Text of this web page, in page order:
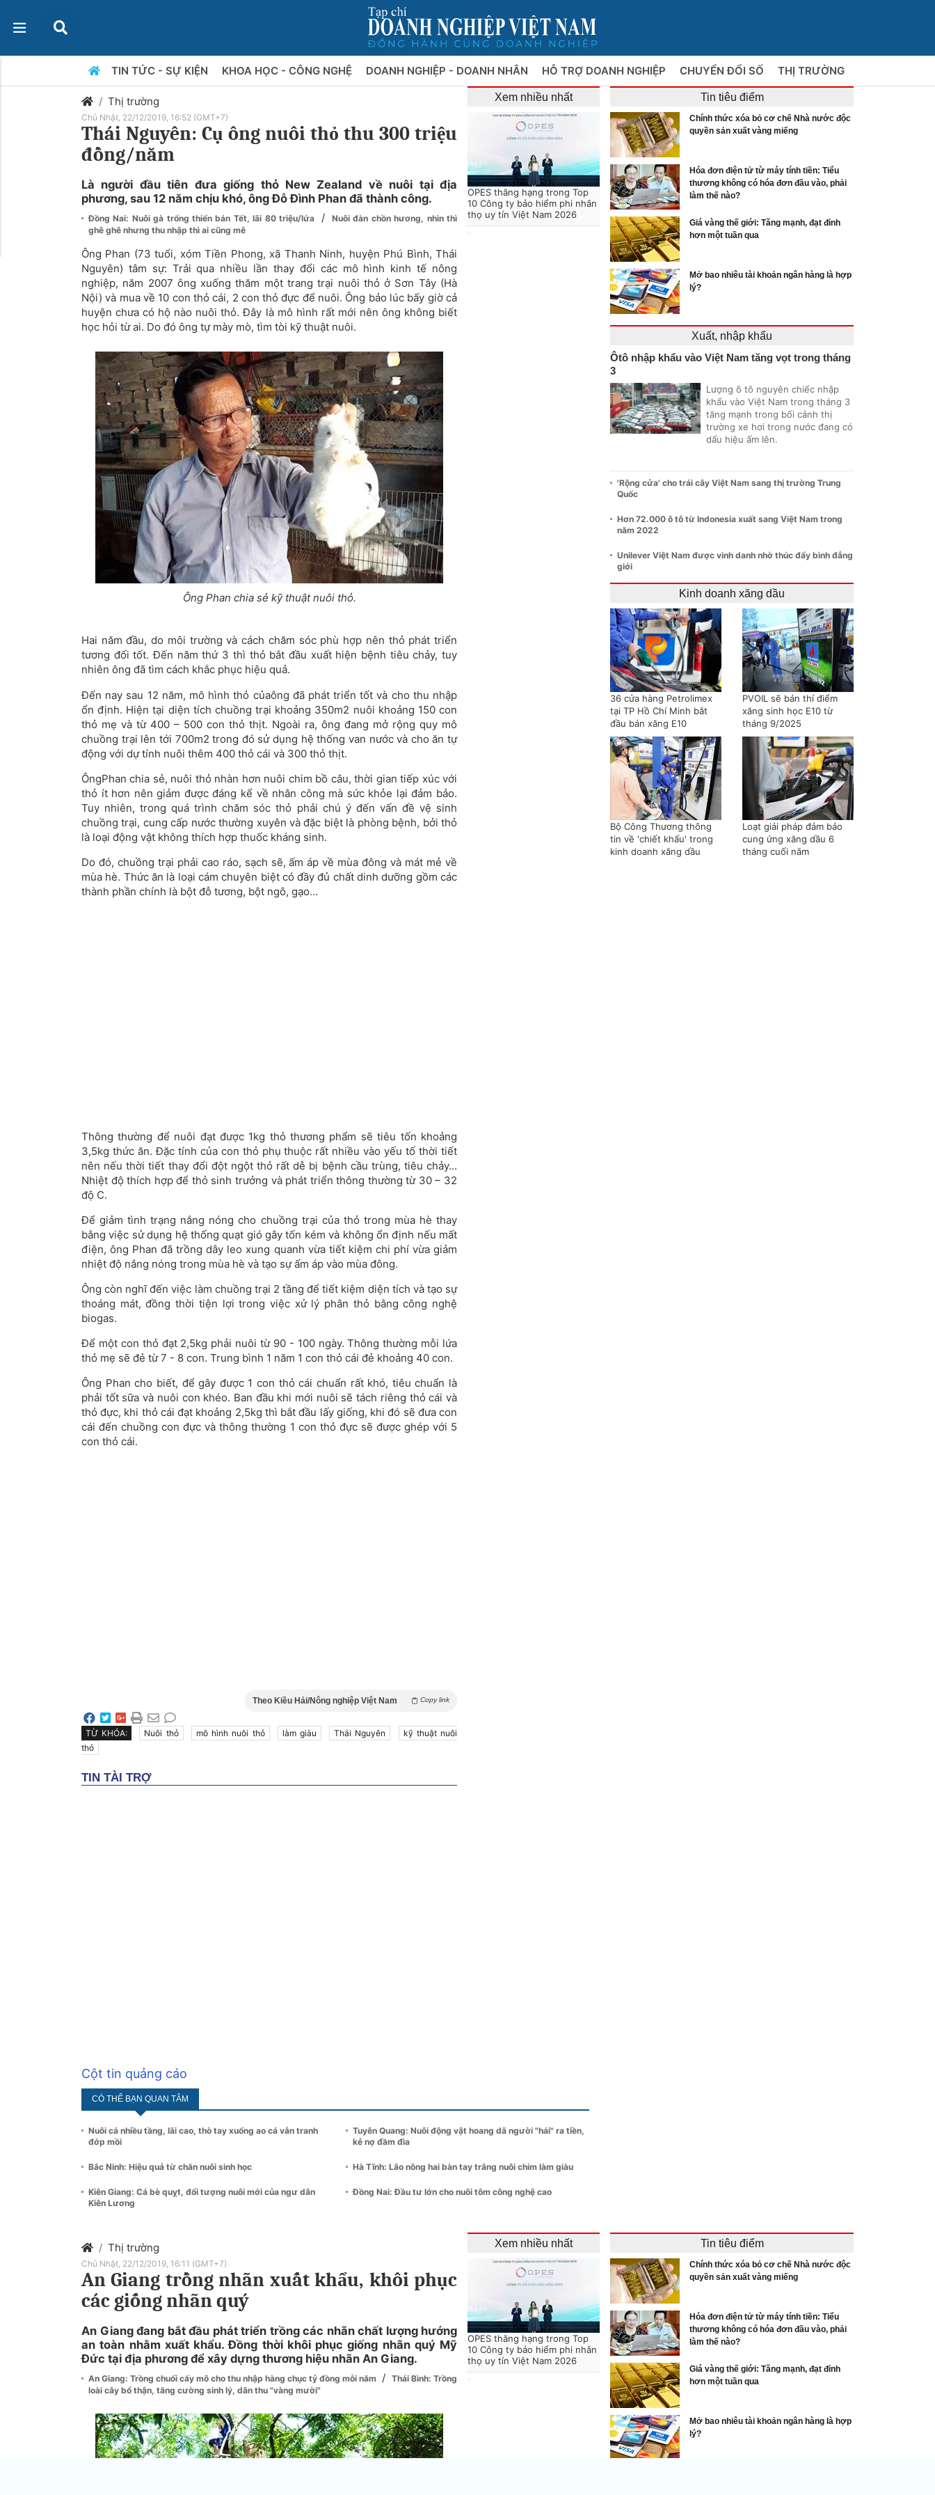
TIN TỨC - SỰ KIỆN KHOA HỌC - CÔNG NGHỆ DOANH NGHIỆP - DOANH NHÂN HỖ TRỢ DOANH NGHIỆP CHUYỂN ĐỔI SỐ THỊ TRƯỜNG
Thị trường
Chủ Nhật, 22/12/2019, 16:52 (GMT+7)
Thái Nguyên: Cụ ông nuôi thỏ thu 300 triệu
đồng/năm
Là người đầu tiên đưa giống thỏ New Zealand về nuôi tại địa
phương, sau 12 năm chịu khó, ông Đỗ Đình Phan đã thành công.
Đồng Nai: Nuôi gà trống thiến bán Tết, lãi 80 triệu/lứa /
Nuôi đàn chồn hương, nhìn thì
ghê ghê nhưng thu nhập thì ai cũng mê
Ông Phan (73 tuổi, xóm Tiền Phong, xã Thanh Ninh, huyện Phú Bình, Thái
Nguyên) tâm sự: Trải qua nhiều lần thay đổi các mô hình kinh tế nông
nghiệp, năm 2007 ông xuống thăm một trang trại nuôi thỏ ở Sơn Tây (Hà
Nội) và mua về 10 con thỏ cái, 2 con thỏ đực để nuôi. Ông bảo lúc bấy giờ cả
huyện chưa có hộ nào nuôi thỏ. Đây là mô hình rất mới nên ông không biết
học hỏi từ ai. Do đó ông tự mày mò, tìm tòi kỹ thuật nuôi.
Ông Phan chia sẻ kỹ thuật nuôi thỏ.
Hai năm đầu, do môi trường và cách chăm sóc phù hợp nên thỏ phát triển
tương đối tốt. Đến năm thứ 3 thì thỏ bắt đầu xuất hiện bệnh tiêu chảy, tuy
nhiên ông đã tìm cách khắc phục hiệu quả.
Đến nay sau 12 năm, mô hình thỏ củaông đã phát triển tốt và cho thu nhập
ổn định. Hiện tại diện tích chuồng trại khoảng 350m2 nuôi khoảng 150 con
thỏ mẹ và từ 400 – 500 con thỏ thịt. Ngoài ra, ông đang mở rộng quy mô
chuồng trại lên tới 700m2 trong đó sử dụng hệ thống van nước và cho ăn tự
động với dự tính nuôi thêm 400 thỏ cái và 300 thỏ thịt.
ÔngPhan chia sẻ, nuôi thỏ nhàn hơn nuôi chim bồ câu, thời gian tiếp xúc với
thỏ ít hơn nên giảm được đáng kể về nhân công mà sức khỏe lại đảm bảo.
Tuy nhiên, trong quá trình chăm sóc thỏ phải chú ý đến vấn đề vệ sinh
chuồng trại, cung cấp nước thường xuyên và đặc biệt là phòng bệnh, bởi thỏ
là loại động vật không thích hợp thuốc kháng sinh.
Do đó, chuồng trại phải cao ráo, sạch sẽ, ấm áp về mùa đông và mát mẻ về
mùa hè. Thức ăn là loại cám chuyên biệt có đầy đủ chất dinh dưỡng gồm các
thành phần chính là bột đỗ tương, bột ngô, gạo…
Thông thường để nuôi đạt được 1kg thỏ thương phẩm sẽ tiêu tốn khoảng
3,5kg thức ăn. Đặc tính của con thỏ phụ thuộc rất nhiều vào yếu tố thời tiết
nên nếu thời tiết thay đổi đột ngột thỏ rất dễ bị bệnh cầu trùng, tiêu chảy...
Nhiệt độ thích hợp để thỏ sinh trưởng và phát triển thông thường từ 30 – 32
độ C.
Để giảm tình trạng nắng nóng cho chuồng trại của thỏ trong mùa hè thay
bằng việc sử dụng hệ thống quạt gió gây tốn kém và không ổn định nếu mất
điện, ông Phan đã trồng dây leo xung quanh vừa tiết kiệm chi phí vừa giảm
nhiệt độ nắng nóng trong mùa hè và tạo sự ấm áp vào mùa đông.
Ông còn nghĩ đến việc làm chuồng trại 2 tầng để tiết kiệm diện tích và tạo sự
thoáng mát, đồng thời tiện lợi trong việc xử lý phân thỏ bằng công nghệ
biogas.
Để một con thỏ đạt 2,5kg phải nuôi từ 90 - 100 ngày. Thông thường mỗi lứa
thỏ mẹ sẽ đẻ từ 7 - 8 con. Trung bình 1 năm 1 con thỏ cái đẻ khoảng 40 con.
Ông Phan cho biết, để gây được 1 con thỏ cái chuẩn rất khó, tiêu chuẩn là
phải tốt sữa và nuôi con khéo. Ban đầu khi mới nuôi sẽ tách riêng thỏ cái và
thỏ đực, khi thỏ cái đạt khoảng 2,5kg thì bắt đầu lấy giống, khi đó sẽ đưa con
cái đến chuồng con đực và thông thường 1 con thỏ đực sẽ được ghép với 5
con thỏ cái.
Theo Kiều Hải/Nông nghiệp Việt Nam Copy link
TỪ KHÓA: Nuôi thỏ mô hình nuôi thỏ làm giàu Thái Nguyên
kỹ thuật nuôi
thỏ
Xem nhiều nhất
OPES thăng hạng trong Top
10 Công ty bảo hiểm phi nhân
thọ uy tín Việt Nam 2026
Cột tin quảng cáo
CÓ THỂ BẠN QUAN TÂM
Nuôi cá nhiều tầng, lãi cao, thò tay xuống ao cá vẫn tranh
đớp mồi
Bắc Ninh: Hiệu quả từ chăn nuôi sinh học
Kiên Giang: Cá bè quỵt, đối tượng nuôi mới của ngư dân
Kiên Lương
Tuyên Quang: Nuôi động vật hoang dã người "hái" ra tiền,
kẻ nợ đầm đìa
Hà Tĩnh: Lão nông hai bàn tay trắng nuôi chim làm giàu
Đồng Nai: Đầu tư lớn cho nuôi tôm công nghệ cao
Tin tiêu điểm
Chính thức xóa bỏ cơ chế Nhà nước độc
quyền sản xuất vàng miếng
Hóa đơn điện tử từ máy tính tiền: Tiểu
thương không có hóa đơn đầu vào, phải
làm thế nào?
Giá vàng thế giới: Tăng mạnh, đạt đỉnh
hơn một tuần qua
Mở bao nhiêu tài khoản ngân hàng là hợp
lý?
Xuất, nhập khẩu
Ôtô nhập khẩu vào Việt Nam tăng vọt trong tháng
3
Lượng ô tô nguyên chiếc nhập
khẩu vào Việt Nam trong tháng 3
tăng mạnh trong bối cảnh thị
trường xe hơi trong nước đang có
dấu hiệu ấm lên.
'Rộng cửa' cho trái cây Việt Nam sang thị trường Trung
Quốc
Hơn 72.000 ô tô từ Indonesia xuất sang Việt Nam trong
năm 2022
Unilever Việt Nam được vinh danh nhờ thúc đẩy bình đẳng
giới
Kinh doanh xăng dầu
36 cửa hàng Petrolimex
tại TP Hồ Chí Minh bắt
đầu bán xăng E10
PVOIL sẽ bán thí điểm
xăng sinh học E10 từ
tháng 9/2025
Bộ Công Thương thông
tin về 'chiết khấu' trong
kinh doanh xăng dầu
Loạt giải pháp đảm bảo
cung ứng xăng dầu 6
tháng cuối năm
Thị trường
Chủ Nhật, 22/12/2019, 16:11 (GMT+7)
An Giang trồng nhãn xuất khẩu, khôi phục
các giống nhãn quý
An Giang đang bắt đầu phát triển trồng các nhãn chất lượng hướng
an toàn nhằm xuất khẩu. Đồng thời khôi phục giống nhãn quý Mỹ
Đức tại địa phương để xây dựng thương hiệu nhãn An Giang.
An Giang: Trồng chuối cấy mô cho thu nhập hàng chục tỷ đồng mỗi năm / Thái Bình: Trồng
loài cây bổ thận, tăng cường sinh lý, dân thu "vàng mười"
Xem nhiều nhất
OPES thăng hạng trong Top
10 Công ty bảo hiểm phi nhân
thọ uy tín Việt Nam 2026
Tin tiêu điểm
Chính thức xóa bỏ cơ chế Nhà nước độc
quyền sản xuất vàng miếng
Hóa đơn điện tử từ máy tính tiền: Tiểu
thương không có hóa đơn đầu vào, phải
làm thế nào?
Giá vàng thế giới: Tăng mạnh, đạt đỉnh
hơn một tuần qua
Mở bao nhiêu tài khoản ngân hàng là hợp
lý?